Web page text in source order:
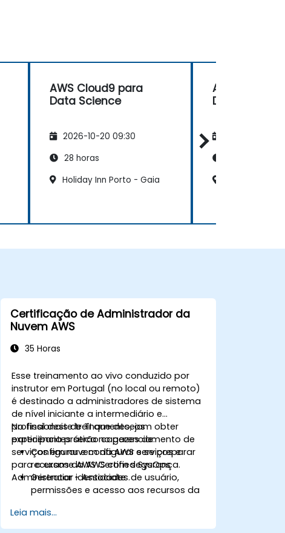
AWS Cloud9 para
Data Science
2026-10-20 09:30
28 horas
Holiday Inn Porto - Gaia
AWS Cloud9
Data Science
Certificação de Administrador da
Nuvem AWS
35 Horas
Esse treinamento ao vivo conduzido por
instrutor em Portugal (no local ou remoto)
é destinado a administradores de sistema
de nível iniciante a intermediário e
profissionais de TI que desejam obter
experiência prática no gerenciamento de
serviços em nuvem da AWS e se preparar
para o exame AWS Certified SysOps
Administrator - Associate .
No final deste treinamento, os
participantes serão capazes de:
Configurar e configurar serviços e
recursos da AWS com segurança.
Gerenciar identidades de usuário,
permissões e acesso aos recursos da
Projetar e implantar sistemas
escalonáveis, altamente disponíveis e
Leia mais...